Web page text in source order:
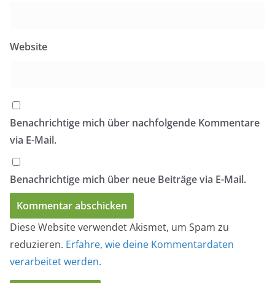
Website
Benachrichtige mich über nachfolgende Kommentare
via E-Mail.
Benachrichtige mich über neue Beiträge via E-Mail.
Diese Website verwendet Akismet, um Spam zu
reduzieren. Erfahre, wie deine Kommentardaten
verarbeitet werden.